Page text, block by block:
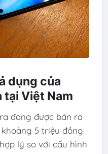
dụng của
tại Việt Nam
đang được bán ra
5 triệu đồng.
lý so với cấu hình